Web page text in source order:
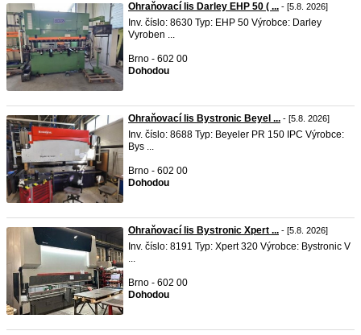
Ohraňovací lis Darley EHP 50 ( ... - [5.8. 2026]
Inv. číslo: 8630 Typ: EHP 50 Výrobce: Darley
Vyroben ...
Brno - 602 00
Dohodou
Ohraňovací lis Bystronic Beyel ... - [5.8. 2026]
Inv. číslo: 8688 Typ: Beyeler PR 150 IPC Výrobce:
Bys ...
Brno - 602 00
Dohodou
Ohraňovací lis Bystronic Xpert ... - [5.8. 2026]
Inv. číslo: 8191 Typ: Xpert 320 Výrobce: Bystronic V
...
Brno - 602 00
Dohodou